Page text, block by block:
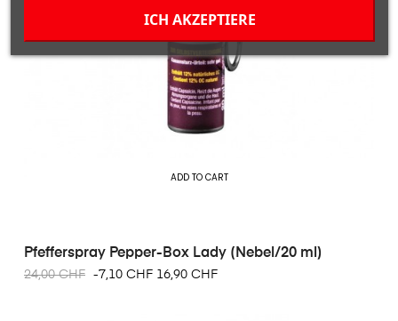
ADD TO CART
Pfefferspray Pepper-Box Lady (Nebel/20 ml)
24,00 CHF -7,10 CHF 16,90 CHF
ICH AKZEPTIERE